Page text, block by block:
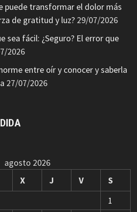
puede transformar el dolor más
de gratitud y luz? 29/07/2026
sea fácil: ¿Seguro? El error que
2026
entre oír y conocer y saberla
27/07/2026
agosto 2026
X J V
S
1